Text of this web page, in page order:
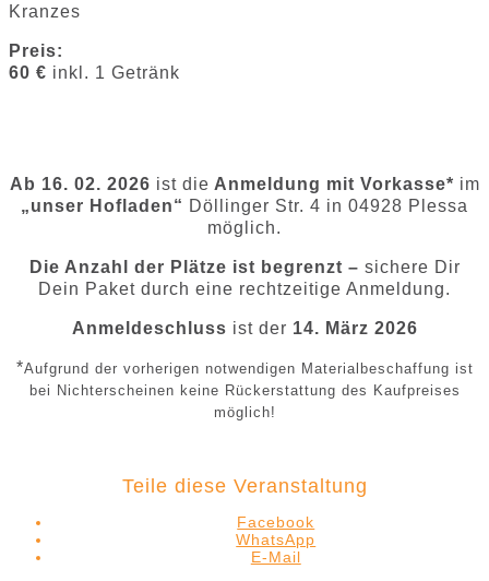
Kranzes
Preis:
60 € inkl. 1 Getränk
Ab 16. 02. 2026 ist die Anmeldung mit Vorkasse* im
„unser Hofladen“ Döllinger Str. 4 in 04928 Plessa
möglich.
Die Anzahl der Plätze ist begrenzt – sichere Dir
Dein Paket durch eine rechtzeitige Anmeldung.
Anmeldeschluss ist der 14. März 2026
*Aufgrund der vorherigen notwendigen Materialbeschaffung ist
bei Nichterscheinen keine Rückerstattung des Kaufpreises
möglich!
Teile diese Veranstaltung
Facebook
WhatsApp
E-Mail